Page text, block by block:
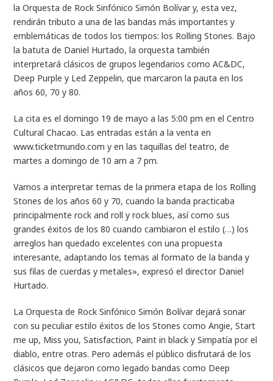
la Orquesta de Rock Sinfónico Simón Bolívar y, esta vez,
rendirán tributo a una de las bandas más importantes y
emblemáticas de todos los tiempos: los Rolling Stones. Bajo
la batuta de Daniel Hurtado, la orquesta también
interpretará clásicos de grupos legendarios como AC&DC,
Deep Purple y Led Zeppelin, que marcaron la pauta en los
años 60, 70 y 80.
La cita es el domingo 19 de mayo a las 5:00 pm en el Centro
Cultural Chacao. Las entradas están a la venta en
www.ticketmundo.com y en las taquillas del teatro, de
martes a domingo de 10 am a 7 pm.
Vamos a interpretar temas de la primera etapa de los Rolling
Stones de los años 60 y 70, cuando la banda practicaba
principalmente rock and roll y rock blues, así como sus
grandes éxitos de los 80 cuando cambiaron el estilo (…) los
arreglos han quedado excelentes con una propuesta
interesante, adaptando los temas al formato de la banda y
sus filas de cuerdas y metales», expresó el director Daniel
Hurtado.
La Orquesta de Rock Sinfónico Simón Bolívar dejará sonar
con su peculiar estilo éxitos de los Stones como Angie, Start
me up, Miss you, Satisfaction, Paint in black y Simpatía por el
diablo, entre otras. Pero además el público disfrutará de los
clásicos que dejaron como legado bandas como Deep